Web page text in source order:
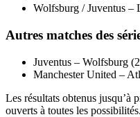
Wolfsburg / Juventus –
Autres matches des
Juventus – Wolfsburg
Manchester United –
Les résultats obtenus jusqu’à
ouverts à toutes les possibilités.